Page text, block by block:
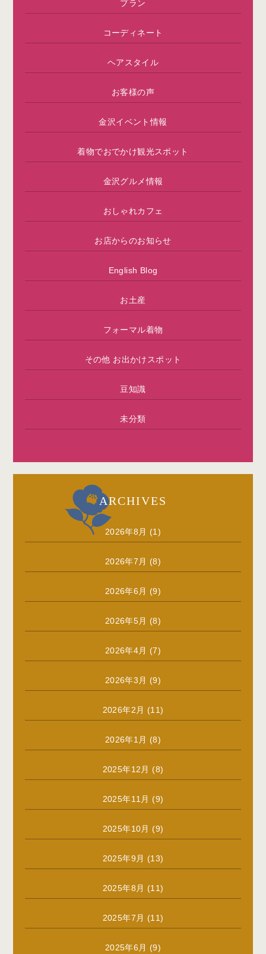
プラン
コーディネート
ヘアスタイル
お客様の声
金沢イベント情報
着物でおでかけ観光スポット
金沢グルメ情報
おしゃれカフェ
お店からのお知らせ
English Blog
お土産
フォーマル着物
その他 お出かけスポット
豆知識
未分類
ARCHIVES
2026年8月 (1)
2026年7月 (8)
2026年6月 (9)
2026年5月 (8)
2026年4月 (7)
2026年3月 (9)
2026年2月 (11)
2026年1月 (8)
2025年12月 (8)
2025年11月 (9)
2025年10月 (9)
2025年9月 (13)
2025年8月 (11)
2025年7月 (11)
2025年6月 (9)